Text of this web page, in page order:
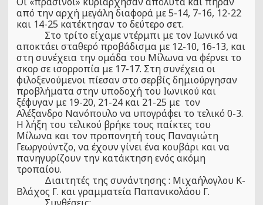
από την αρχή μεγάλη διαφορά με 5-14, 7-16, 12-22
και 14-25 κατέκτησαν το δεύτερο σετ.
Στο τρίτο είχαμε ντέρμπι με τον Ιωνικό να
αποκτάει σταθερό προβάδισμα με 12-10, 16-13, και
στη συνέχεια την ομάδα του Μίλωνα να φέρνει το
σκορ σε ισορροπία με 17-17. Στη συνέχεια οι
φιλοξενούμενοι πίεσαν στο σερβίς δημιούργησαν
προβλήματα στην υποδοχή του Ιωνικού και
ξέφυγαν με 19-20, 21-24 και 21-25 με τον
Αλέξανδρο Νανόπουλο να υπογράφει το τελικό 0-3.
Η λήξη του τελικού βρήκε τους παίκτες του
Μίλωνα και τον προπονητή τους Παναγιώτη
Γεωργούντζο, να έχουν γίνει ένα κουβάρι και να
πανηγυρίζουν την κατάκτηση ενός ακόμη
τροπαίου.
Διαιτητές της συνάντησης : Μιχαήλογλου Κ-
Βλάχος Γ. και γραμματεία Παπανικολάου Γ.